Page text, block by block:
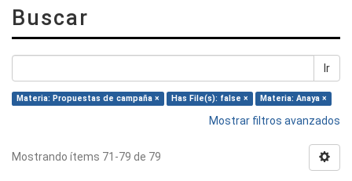
Buscar
Ir
Materia: Propuestas de campaña × Has File(s): false × Materia: Anaya ×
Mostrar filtros avanzados
Mostrando ítems 71-79 de 79